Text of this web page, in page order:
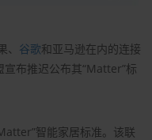
谷歌和亚马逊在内的连接
布推迟公布其“Matter”标
智能家居标准。该联